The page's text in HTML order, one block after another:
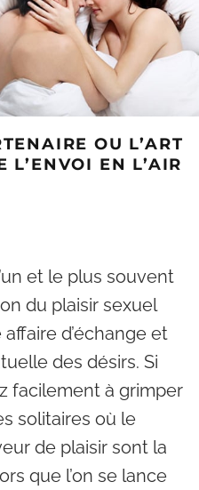
OU L’ART
L’ENVOI EN L’AIR
et le plus souvent
du plaisir sexuel
d’échange et
des désirs. Si
facilement à grimper
solitaires où le
de plaisir sont la
que l’on se lance